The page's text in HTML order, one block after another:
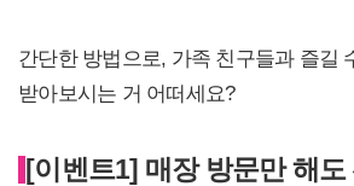
간단한 방법으로, 가족 친구들과 즐길
받아보시는 거 어떠세요?
[이벤트1] 매장 방문만 해도